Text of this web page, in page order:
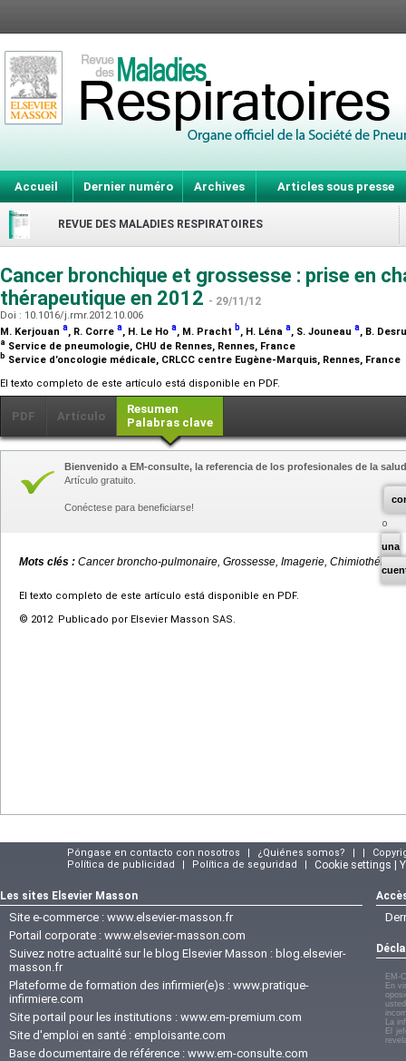
Accueil Dernier numéro Archives Articles sous presse
REVUE DES MALADIES RESPIRATOIRES
Cancer bronchique et grossesse : prise en
thérapeutique en 2012 - 29/11/12
Doi : 10.1016/j.rmr.2012.10.006
M. Kerjouan a, R. Corre a, H. Le Ho a, M. Pracht b, H. Léna a, S. Jouneau a, B.
a Service de pneumologie, CHU de Rennes, Rennes, France
b Service d’oncologie médicale, CRLCC centre Eugène-Marquis, Rennes, France
El texto completo de este artículo está disponible en PDF.
PDF Artículo
Resumen
Palabras clave
una
Bienvenido a EM-consulte, la referencia de los profesionales de la
Artículo gratuito.
Conéctese para beneficiarse!
Mots clés : Cancer broncho-pulmonaire, Grossesse, Imagerie,
El texto completo de este artículo está disponible en PDF.
© 2012 Publicado por Elsevier Masson SAS.
Póngase en contacto con nosotros | ¿Quiénes somos? | |
Política de publicidad
| Política de seguridad | Cookie settings |
Les sites Elsevier Masson
Site e-commerce : www.elsevier-masson.fr
Portail corporate : www.elsevier-masson.com
Suivez notre actualité sur le blog Elsevier Masson : blog.elsevier-
masson.fr
Plateforme de formation des infirmier(e)s : www.pratique-
infirmiere.com
Site portail pour les institutions : www.em-premium.com
Site d'emploi en santé : emploisante.com
Base documentaire de référence : www.em-consulte.com
EM-
En
La
El